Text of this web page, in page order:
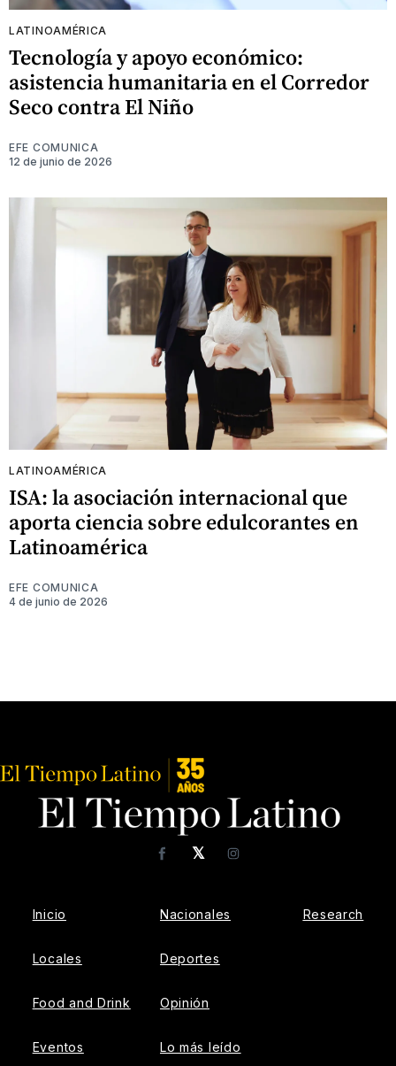
LATINOAMÉRICA
Tecnología y apoyo económico:
asistencia humanitaria en el Corredor
Seco contra El Niño
EFE COMUNICA
12 de junio de 2026
LATINOAMÉRICA
ISA: la asociación internacional que
aporta ciencia sobre edulcorantes en
Latinoamérica
EFE COMUNICA
4 de junio de 2026
𝕏
FacebookInstagram
Inicio
Locales
Food and Drink
Eventos
Nacionales
Deportes
Opinión
Lo más leído
Research